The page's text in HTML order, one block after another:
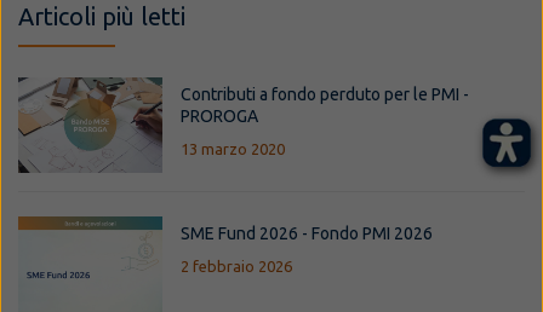
Articoli più letti
Contributi a fondo perduto per le PMI -
PROROGA
13 marzo 2020
SME Fund 2026 - Fondo PMI 2026
2 febbraio 2026